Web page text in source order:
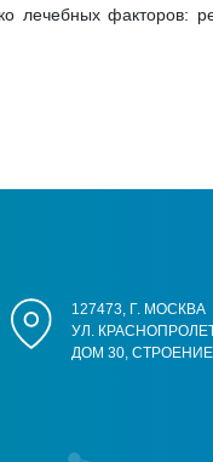
лечебных факторов:
127473, Г. МОСКВА
УЛ.
ДОМ 30,